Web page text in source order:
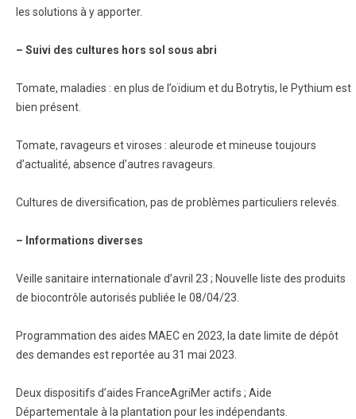
les solutions à y apporter.
– Suivi des cultures hors sol sous abri
Tomate, maladies : en plus de l’oïdium et du Botrytis, le Pythium est
bien présent.
Tomate, ravageurs et viroses : aleurode et mineuse toujours
d’actualité, absence d’autres ravageurs.
Cultures de diversification, pas de problèmes particuliers relevés.
– Informations diverses
Veille sanitaire internationale d’avril 23 ; Nouvelle liste des produits
de biocontrôle autorisés publiée le 08/04/23.
Programmation des aides MAEC en 2023, la date limite de dépôt
des demandes est reportée au 31 mai 2023.
Deux dispositifs d’aides FranceAgriMer actifs ; Aide
Départementale à la plantation pour les indépendants.